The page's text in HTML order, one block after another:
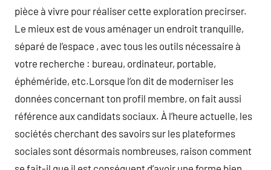
pièce à vivre pour réaliser cette exploration precirser.
Le mieux est de vous aménager un endroit tranquille,
séparé de l’espace , avec tous les outils nécessaire à
votre recherche : bureau, ordinateur, portable,
éphéméride, etc.Lorsque l’on dit de moderniser les
données concernant ton profil membre, on fait aussi
référence aux candidats sociaux. À l’heure actuelle, les
sociétés cherchant des savoirs sur les plateformes
sociales sont désormais nombreuses, raison comment